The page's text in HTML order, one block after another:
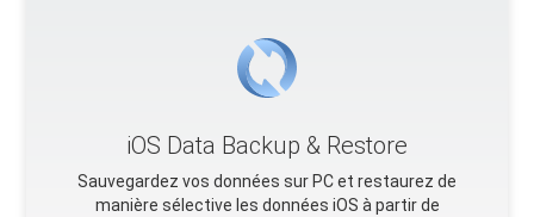
iOS Data Backup & Restore
Sauvegardez vos données sur PC et restaurez de
manière sélective les données iOS à partir de